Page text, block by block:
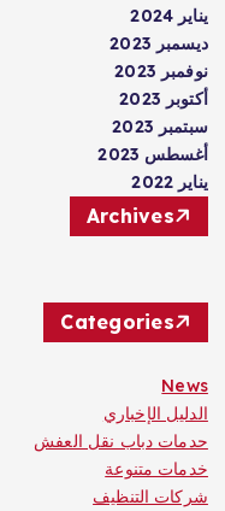
يناير 2024
ديسمبر 2023
نوفمبر 2023
أكتوبر 2023
سبتمبر 2023
أغسطس 2023
يناير 2022
Archives
Categories
News
الدليل الإخباري
حدمات دباب نقل العفش
خدمات متنوعة
شركات التنظيف